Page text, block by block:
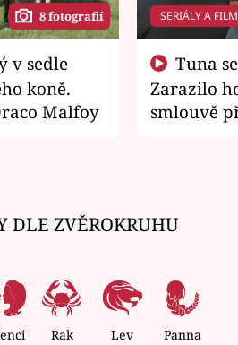
8 fotografií
koně.
Malfoy
SERIÁLY A
Zarazilo
smlouvě
DLE ZVĚROKRUHU
Rak Lev Panna